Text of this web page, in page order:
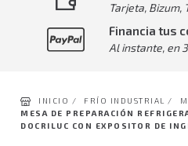
Tarjeta, Bizum,
Financia tus
Al instante, en
INICIO / FRÍO INDUSTRIAL /
MESA DE PREPARACIÓN
DOCRILUC CON EXPOSITOR DE